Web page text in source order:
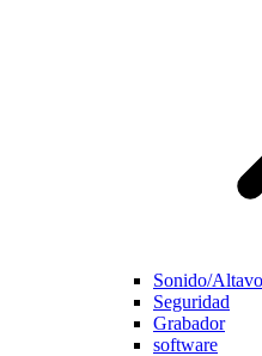
Sonido/
Seguridad
Grabador
software